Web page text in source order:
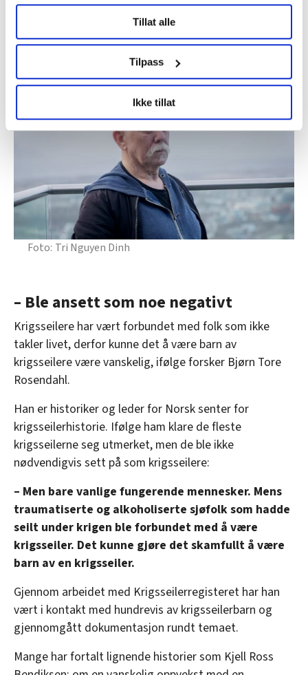
Undermer infokan du lese om hvordan dine personlige
data behandles og hvordan du kan velge hvordan de skal
brukes. Du kan hele tiden endre eller trekke tilbake ditt
samtykke fra erklæringen om informasjonskapsler.
LO Medias publikasjoner frifagbevegelse.no, hk-nytt.no
og fontene.no bruker informasjonskapsler (cookies) for å
lære hvordan våre nettsider blir brukt slik at vi tilby
relevant innhold, tilpassede annonser og utarbeide
Vi deler bare informasjon om hvordan du bruker
nettstedet med LO Medias egne samarbeidspartnere
innenfor analyse og annonsering. Disse er angitt i
oversikten lengre ned på denne siden.
Tillat alle
Tilpass
Ikke tillat
– Vi kan ikke la historien gjenta seg. Det er en skam
det som skjedde, den skammen må ikke gjentas,
Tri Nguyen Dinh
– Ble ansett som noe negativt
Krigsseilere har vært forbundet med folk som ikke
takler livet, derfor kunne det å være barn av
krigsseilere være vanskelig, ifølge forsker Bjørn Tore
Rosendahl.
Han er historiker og leder for Norsk senter for
krigsseilerhistorie. Ifølge ham klare de fleste
krigsseilerne seg utmerket, men de ble ikke
nødvendigvis sett på som krigsseilere:
– Men bare vanlige fungerende mennesker. Mens
traumatiserte og alkoholiserte sjøfolk som hadde
seilt under krigen ble forbundet med å være
krigsseiler. Det kunne gjøre det skamfullt å være
barn av en krigsseiler.
Gjennom arbeidet med Krigsseilerregisteret har han
vært i kontakt med hundrevis av krigsseilerbarn og
gjennomgått dokumentasjon rundt temaet.
Mange har fortalt lignende historier som Kjell Ross